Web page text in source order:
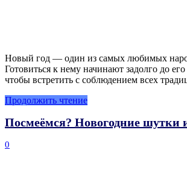
Новый год — один из самых любимых
Готовиться к нему начинают задолго до
чтобы встретить с соблюдением всех
Продолжить чтение
Посмеёмся? Новогодние шутки
0